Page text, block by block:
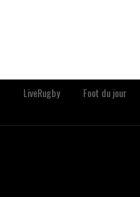
LiveRugby Foot du jour